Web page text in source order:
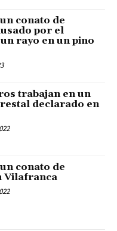
conato de
por el
rayo en un pino
trabajan en un
declarado en
conato de
Vilafranca